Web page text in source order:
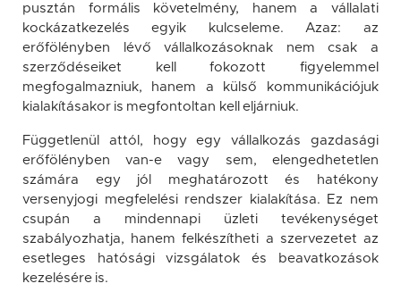
pusztán formális követelmény, hanem a vállalati
kockázatkezelés egyik kulcseleme. Azaz: az
erőfölényben lévő vállalkozásoknak nem csak a
szerződéseiket kell fokozott figyelemmel
megfogalmazniuk, hanem a külső kommunikációjuk
kialakításakor is megfontoltan kell eljárniuk.
Függetlenül attól, hogy egy vállalkozás gazdasági
erőfölényben van-e vagy sem, elengedhetetlen
számára egy jól meghatározott és hatékony
versenyjogi megfelelési rendszer kialakítása. Ez nem
csupán a mindennapi üzleti tevékenységet
szabályozhatja, hanem felkészítheti a szervezetet az
esetleges hatósági vizsgálatok és beavatkozások
kezelésére is.